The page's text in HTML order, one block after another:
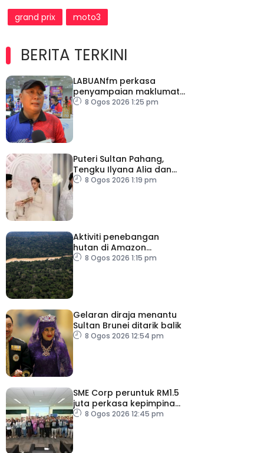
grand prix moto3
BERITA TERKINI
LABUANfm perkasa
penyampaian maklumat
menerusi siaran luar RDL
8 Ogos 2026 1:25 pm
Puteri Sultan Pahang,
Tengku Ilyana Alia dan
pasangan selamat
8 Ogos 2026 1:19 pm
Aktiviti penebangan
hutan di Amazon
merosot dalam tempoh
8 Ogos 2026 1:15 pm
Gelaran diraja menantu
Sultan Brunei ditarik balik
8 Ogos 2026 12:54 pm
SME Corp peruntuk RM1.5
juta perkasa kepimpinan
90 PMKS
8 Ogos 2026 12:45 pm